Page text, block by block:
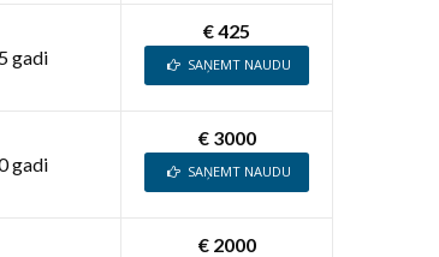
gadi
€ 425
SAŅEMT NAUDU
gadi
€ 3000
SAŅEMT NAUDU
€ 2000